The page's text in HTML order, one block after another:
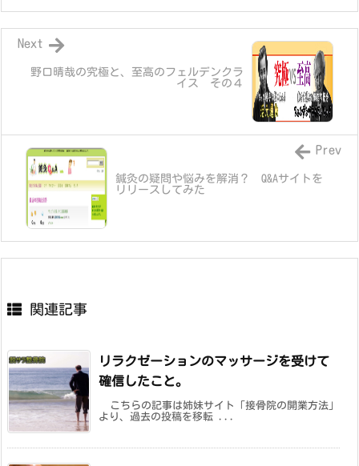
野口晴哉の究極と、至高のフェルデンクラ
イス その４
Next
鍼灸の疑問や悩みを解消？ Q&Aサイトを
リリースしてみた
Prev
関連記事
リラクゼーションのマッサージを受けて
確信したこと。
こちらの記事は姉妹サイト「接骨院の開業方法」
より、過去の投稿を移転 ...